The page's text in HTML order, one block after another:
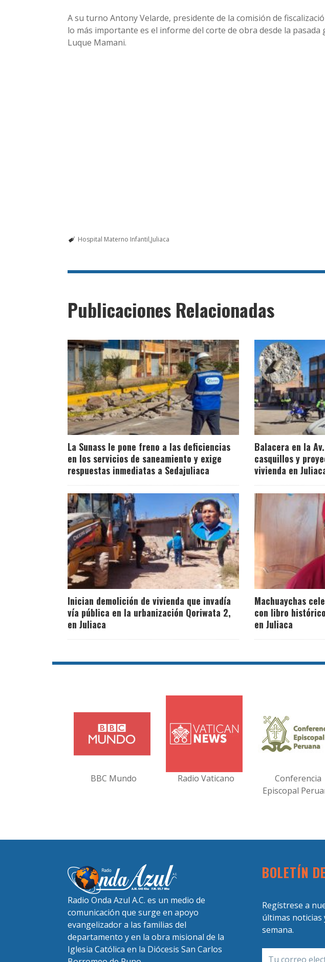
A su turno Antony Velarde, presidente de la comisión de
lo más importante es el informe del corte de obra desde la pasada
Luque Mamani.
Hospital Materno Infantil Juliaca
Publicaciones Relacionadas
La Sunass le pone freno a las deficiencias
en los servicios de saneamiento y exige
respuestas inmediatas a Sedajuliaca
Balacera en la
casquillos y
vivienda en
Inician demolición de vivienda que invadía
vía pública en la urbanización Qoriwata 2,
en Juliaca
Machuaychas
con libro
en Juliaca
BBC Mundo Radio Vaticano
Conferencia
Episcopal
Radio Onda Azul A.C. es un medio de
comunicación que surge en apoyo
evangelizador a las familias del
departamento y en la obra misional de la
Iglesia Católica en la Diócesis San Carlos
BOLETÍN
Regístrese a
últimas noticias
semana.